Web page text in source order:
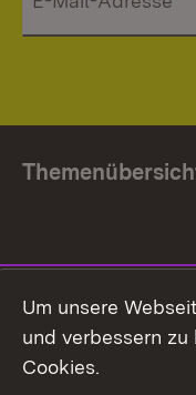
Facebook
Um unsere
und verbessern
Cookies.